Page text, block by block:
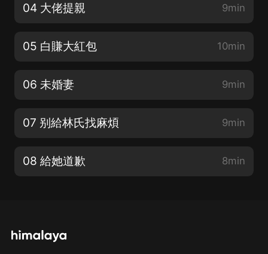
04 大佬提親 9min
05 白賺大紅包 10min
06 未婚妻 9min
07 别給林氏找麻煩 9min
08 給她道歉 8min